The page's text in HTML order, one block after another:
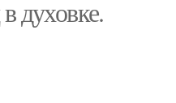
духовке.